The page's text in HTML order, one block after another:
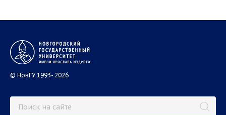
© НовГУ 1993- 2026